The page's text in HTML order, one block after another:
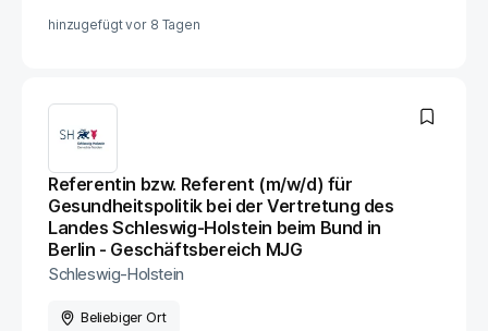
hinzugefügt vor 8 Tagen
Referentin bzw. Referent (m/w/d) für
Gesundheitspolitik bei der Vertretung des
Landes Schleswig-Holstein beim Bund in
Berlin - Geschäftsbereich MJG
Schleswig-Holstein
Beliebiger Ort